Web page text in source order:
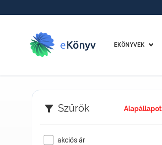
EKÖNYVEK
Szűrők Alapállapot
akciós ár